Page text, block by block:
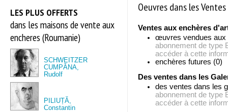
LES PLUS OFFERTS
dans les maisons de vente aux
encheres (Roumanie)
SCHWEITZER
CUMPĂNA,
Rudolf
PILIUȚĂ,
Constantin
Oeuvres dans les
Ventes aux enchères
œuvres vendues
abonnement de type
accéder à cette
enchères futures (0)
Des ventes dans les
des ventes dans les
abonnement de type
accéder à cette